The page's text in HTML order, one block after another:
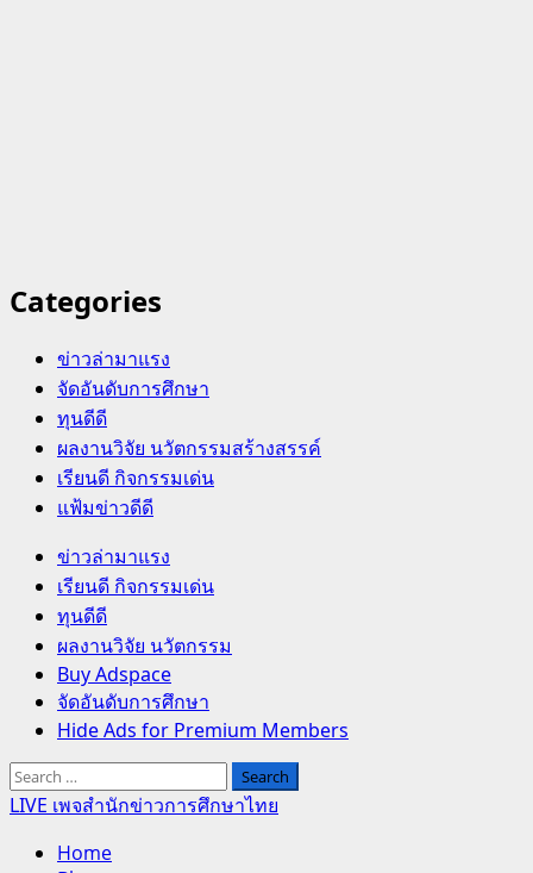
Categories
ข่าวล่ามาแรง
จัดอันดับการศึกษา
ทุนดีดี
ผลงานวิจัย นวัตกรรมสร้างสรรค์
เรียนดี กิจกรรมเด่น
แฟ้มข่าวดีดี
Primary
Menu
ข่าวล่ามาแรง
เรียนดี กิจกรรมเด่น
ทุนดีดี
ผลงานวิจัย นวัตกรรม
Buy Adspace
จัดอันดับการศึกษา
Hide Ads for Premium Members
Search
for:
LIVE เพจสำนักข่าวการศึกษาไทย
Home